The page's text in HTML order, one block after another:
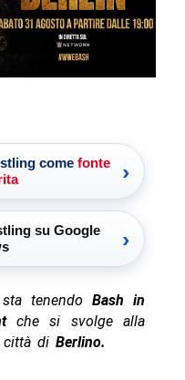
come fonte
›
su Google
›
tenendo Bash in
che si svolge alla
di Berlino.